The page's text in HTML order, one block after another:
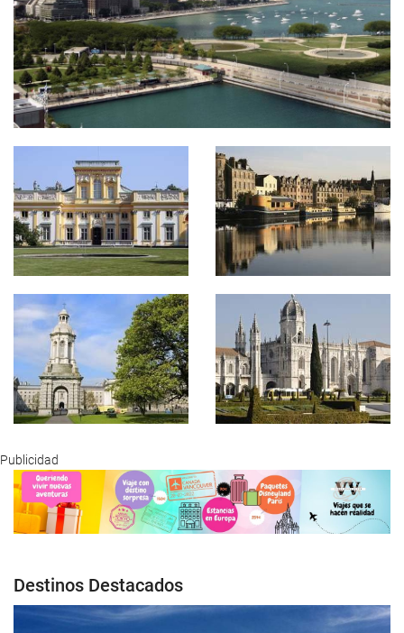
Publicidad
Destinos Destacados